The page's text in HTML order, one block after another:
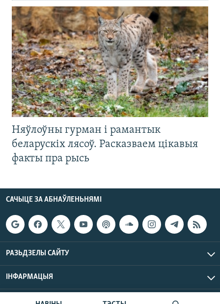
Няўлоўны гурман і рамантык
беларускіх лясоў. Расказваем цікавыя
факты пра рысь
САЧЫЦЕ ЗА АБНАЎЛЕНЬНЯМІ
РАЗЬДЗЕЛЫ САЙТУ
ІНФАРМАЦЫЯ